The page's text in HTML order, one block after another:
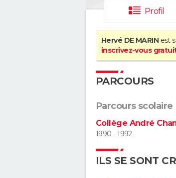
Profil
Hervé DE MARIN est
inscrivez-vous
PARCOURS
Parcours scolaire
Collège André
1990 - 1992
ILS SE SONT